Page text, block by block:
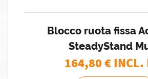
Blocco ruota fissa
SteadyStand
164,80€ INCL.